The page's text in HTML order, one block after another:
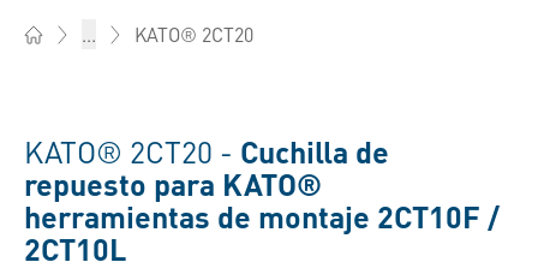
... KATO® 2CT20
KATO® 2CT20 - Cuchilla de
repuesto para KATO®
herramientas de montaje 2CT10F /
2CT10L